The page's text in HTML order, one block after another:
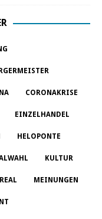
CORONAKRISE
EINZELHANDEL
HELOPONTE
KULTUR
MEINUNGEN